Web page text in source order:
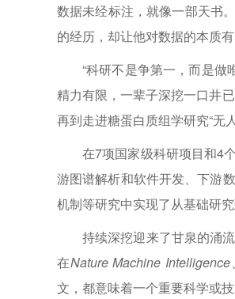
数据未经标注，就像一部天书
的经历，却让他对数据的本质有
“科研不是争第一，而是做
精力有限，一辈子深挖一口井
再到走进糖蛋白质组学研究“无人
在7项国家级科研项目和4
游图谱解析和软件开发、下游
机制等研究中实现了从基础研
持续深挖迎来了甘泉的涌
在Nature Machine
文，都意味着一个重要科学或技